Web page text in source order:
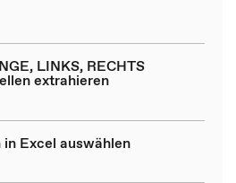
LINKS, RECHTS
extrahieren
Excel auswählen